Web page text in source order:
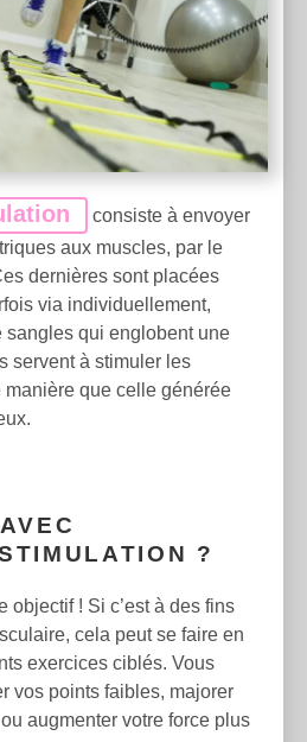
consiste à envoyer
aux muscles, par le
dernières sont placées
via individuellement,
sangles qui englobent une
servent à stimuler les
manière que celle générée
?
objectif ! Si c’est à des fins
cela peut se faire en
exercices ciblés. Vous
vos points faibles, majorer
augmenter votre force plus